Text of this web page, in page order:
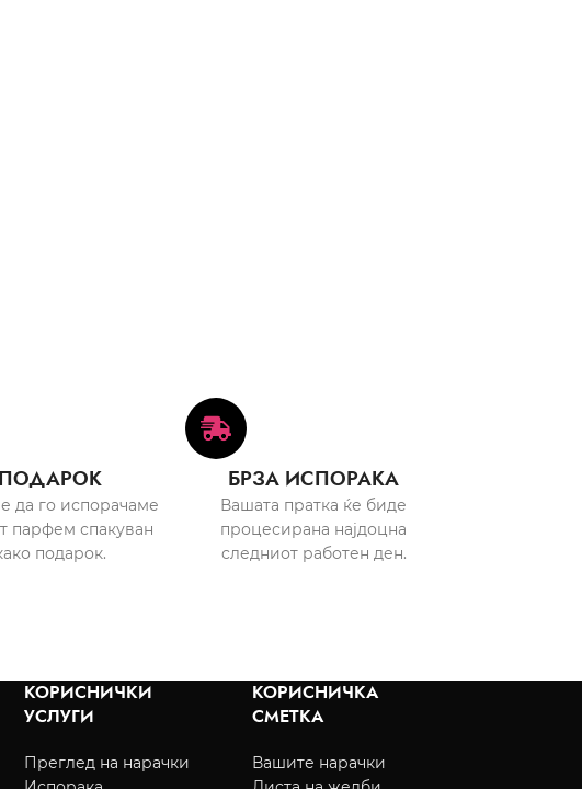
ПОДАРОК
да го испорачаме
парфем спакуван
подарок.
БРЗА ИСПОРАКА
Вашата пратка ќе биде
процесирана најдоцна
следниот работен ден.
КОРИСНИЧКИ
УСЛУГИ
Преглед на нарачки
КОРИСНИЧКА
СМЕТКА
Вашите нарачки